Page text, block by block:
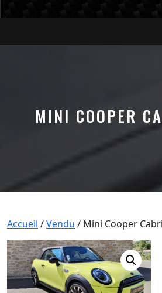
MINI COOPER
Accueil /Vendu / Mini Cooper